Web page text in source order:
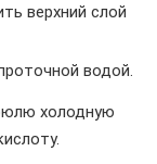
верхний слой
водой.
холодную